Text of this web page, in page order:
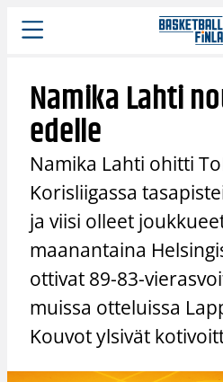
Siirry
sisältöön
Namika Lahti
edelle
Namika Lahti ohitti
Korisliigassa
ja viisi olleet
maanantaina
ottivat 89-83-
muissa otteluissa
Kouvot ylsivät